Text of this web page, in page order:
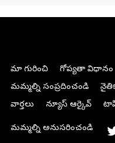
మా గురించి గోప్యతా విధానం
మమ్మల్ని సంప్రదించండి
వార్తలు
న్యూస్ ఆర్కైవ్
మమ్మల్ని అనుసరించండి